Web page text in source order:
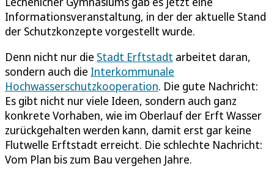
Informationsveranstaltung, in der der aktuelle Stand
der Schutzkonzepte vorgestellt wurde.
Denn nicht nur die Stadt Erftstadt arbeitet daran,
sondern auch die Interkommunale
Hochwasserschutzkooperation. Die gute Nachricht:
Es gibt nicht nur viele Ideen, sondern auch ganz
konkrete Vorhaben, wie im Oberlauf der Erft Wasser
zurückgehalten werden kann, damit erst gar keine
Flutwelle Erftstadt erreicht. Die schlechte Nachricht:
Vom Plan bis zum Bau vergehen Jahre.